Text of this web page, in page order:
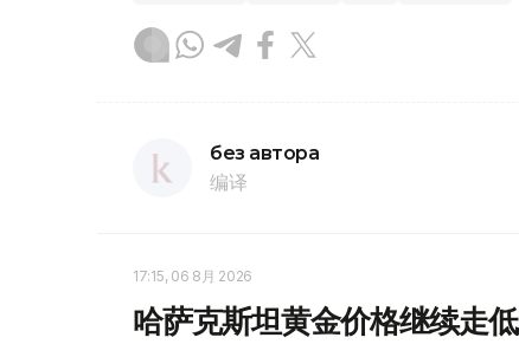
без автора
编译
17:15, 06 8月 2026
哈萨克斯坦黄金价格继续走低